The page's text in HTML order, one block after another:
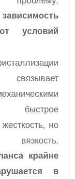
условий
связывает
быстрое
но
крайне
в